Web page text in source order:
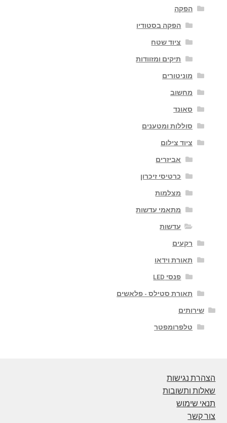
הפקה
הפקה בסטודיו
ציוד שטח
תיקים ומזוודות
מוניטורים
מחשוב
סאונד
סוללות ומטענים
ציוד צילום
אביזרים
כרטיסי זיכרון
מצלמות
מתאמי עדשות
עדשות
רקעים
תאורת וידאו
פנסי LED
תאורת סטילס - פלאשים
שירותים
טלפרומפטר
הצהרת נגישות
שאלות ותשובות
תנאי שימוש
צור קשר